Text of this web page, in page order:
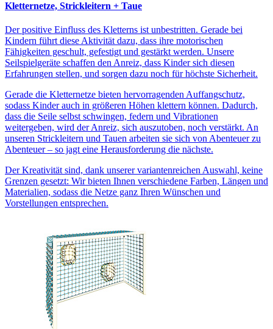
Kletternetze, Strickleitern + Taue
Der positive Einfluss des Kletterns ist unbestritten. Gerade bei
Kindern führt diese Aktivität dazu, dass ihre motorischen
Fähigkeiten geschult, gefestigt und gestärkt werden. Unsere
Seilspielgeräte schaffen den Anreiz, dass Kinder sich diesen
Erfahrungen stellen, und sorgen dazu noch für höchste Sicherheit.
Gerade die Kletternetze bieten hervorragenden Auffangschutz,
sodass Kinder auch in größeren Höhen klettern können. Dadurch,
dass die Seile selbst schwingen, federn und Vibrationen
weitergeben, wird der Anreiz, sich auszutoben, noch verstärkt. An
unseren Strickleitern und Tauen arbeiten sie sich von Abenteuer zu
Abenteuer – so jagt eine Herausforderung die nächste.
Der Kreativität sind, dank unserer variantenreichen Auswahl, keine
Grenzen gesetzt: Wir bieten Ihnen verschiedene Farben, Längen und
Materialien, sodass die Netze ganz Ihren Wünschen und
Vorstellungen entsprechen.